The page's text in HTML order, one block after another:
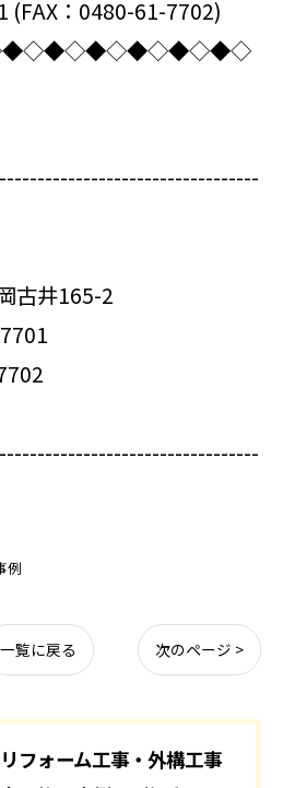
(FAX：0480-61-7702)
古井165-2
例
一覧に戻る 次のページ >
フォーム工事・外構工事